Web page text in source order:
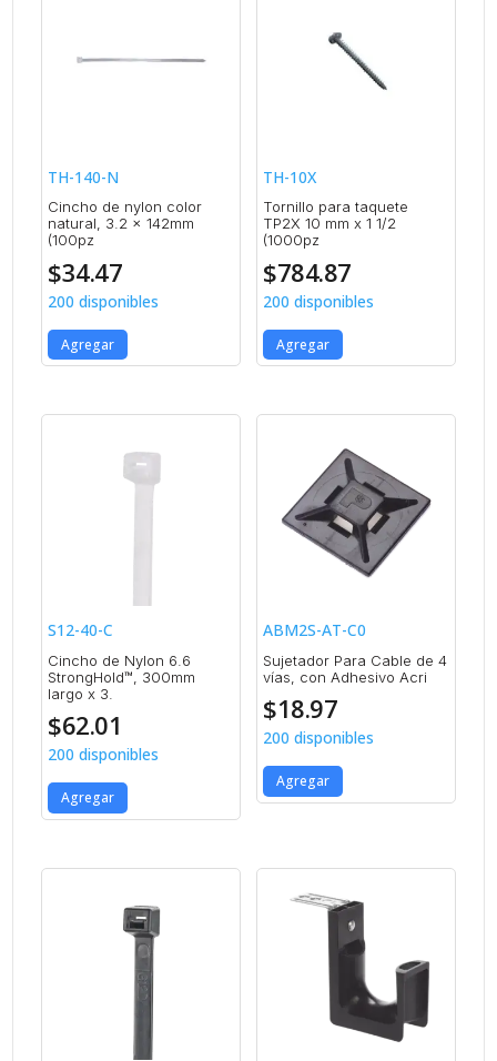
TH-140-N
Cincho de nylon color
natural, 3.2 x 142mm
(100pz
$34.47
200 disponibles
Agregar
TH-10X
Tornillo para taquete
TP2X 10 mm x 1 1/2
(1000pz
$784.87
200 disponibles
Agregar
S12-40-C
Cincho de Nylon 6.6
StrongHold™, 300mm
largo x 3.
$62.01
200 disponibles
Agregar
ABM2S-AT-C0
Sujetador Para Cable de 4
vías, con Adhesivo Acri
$18.97
200 disponibles
Agregar